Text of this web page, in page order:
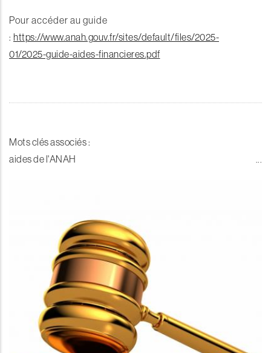
Pour accéder au guide
: https://www.anah.gouv.fr/sites/default/files/2025-
01/2025-guide-aides-financieres.pdf
Mots clés associés :
aides de l'ANAH